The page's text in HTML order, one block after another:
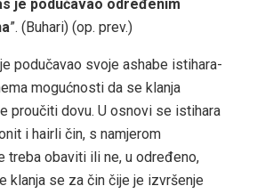
je podučavao određenim
”. (Buhari) (op. prev.)
podučavao svoje ashabe istihara­
mogućnosti da se klanja
proučiti dovu. U osnovi se istihara
i hairli čin, s namjerom
treba obaviti ili ne, u određeno,
klanja se za čin čije je izvršenje